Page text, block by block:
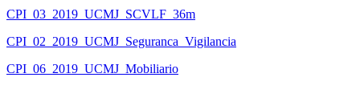
CPI_03_2019_UCMJ_SCVLF_36m
CPI_02_2019_UCMJ_Seguranca_Vigilancia
CPI_06_2019_UCMJ_Mobiliario